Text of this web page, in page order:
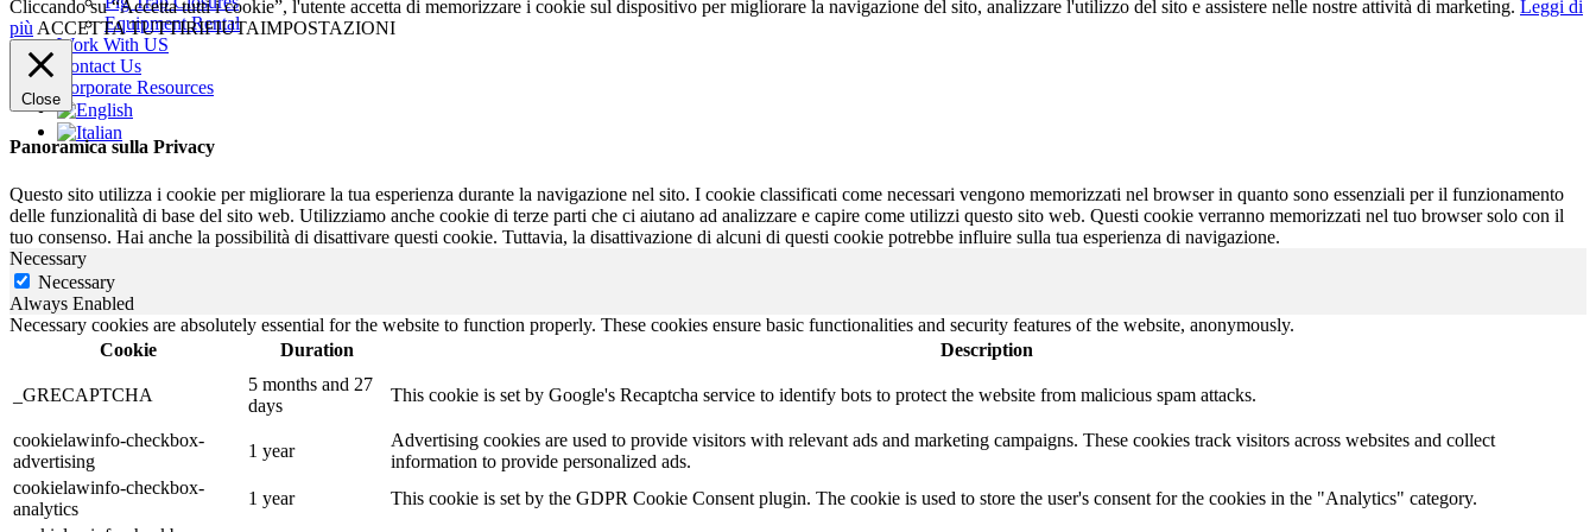
Equipment Rental
Work With US
Contact Us
Corporate Resources
Cliccando su “Accetta tutti i cookie”, l'utente accetta di memorizzare i cookie sul dispositivo per migliorare la navigazione del sito, analizzare l'utilizzo del sito e assistere nelle nostre attività di marketing. Leggi di
più ACCETTA TUTTIRIFIUTAIMPOSTAZIONI
Close
Panoramica sulla Privacy
Questo sito utilizza i cookie per migliorare la tua esperienza durante la navigazione nel sito. I cookie classificati come necessari vengono memorizzati nel browser in quanto sono essenziali per il funzionamento
delle funzionalità di base del sito web. Utilizziamo anche cookie di terze parti che ci aiutano ad analizzare e capire come utilizzi questo sito web. Questi cookie verranno memorizzati nel tuo browser solo con il
tuo consenso. Hai anche la possibilità di disattivare questi cookie. Tuttavia, la disattivazione di alcuni di questi cookie potrebbe influire sulla tua esperienza di navigazione.
Necessary
Necessary
Always Enabled
Necessary cookies are absolutely essential for the website to function properly. These cookies ensure basic functionalities and security features of the website, anonymously.
Cookie
Duration Description
_GRECAPTCHA
5 months and 27
days
This cookie is set by Google's Recaptcha service to identify bots to protect the website from malicious spam attacks.
cookielawinfo-checkbox-
advertising
1 year
Advertising cookies are used to provide visitors with relevant ads and marketing campaigns. These cookies track visitors across websites and collect
information to provide personalized ads.
cookielawinfo-checkbox-
analytics
1 year
This cookie is set by the GDPR Cookie Consent plugin. The cookie is used to store the user's consent for the cookies in the "Analytics" category.